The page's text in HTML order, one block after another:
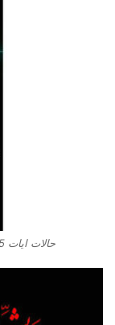
حالات ايات 15